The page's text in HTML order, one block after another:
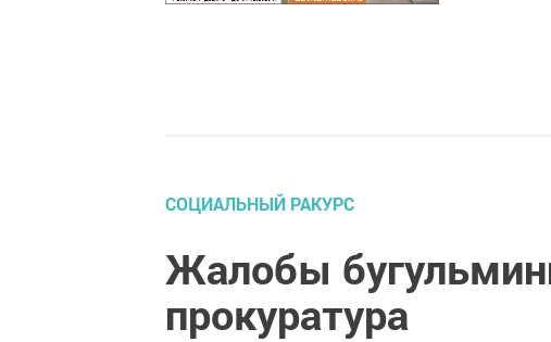
СОЦИАЛЬНЫЙ РАКУРС
Жалобы
прокуратура